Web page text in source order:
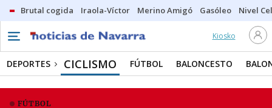
Brutal cogida Iraola-Víctor Merino Amigó Gasóleo Nivel
Kiosko
DEPORTES CICLISMO FÚTBOL BALONCESTO
FÚTBOL